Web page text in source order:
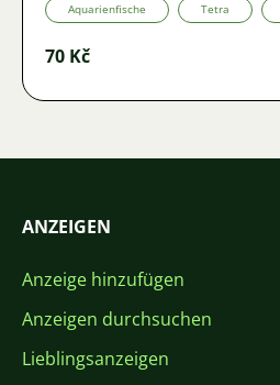
Aquarienfische Tetra
70 Kč
ANZEIGEN
Anzeige hinzufügen
Anzeigen durchsuchen
Lieblingsanzeigen